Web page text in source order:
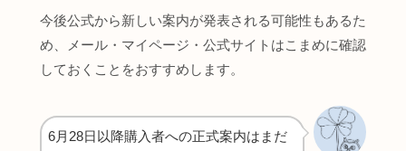
今後公式から新しい案内が発表される可能性もあるた
め、メール・マイページ・公式サイトはこまめに確認
しておくことをおすすめします。
6月28日以降購入者への正式案内はまだ